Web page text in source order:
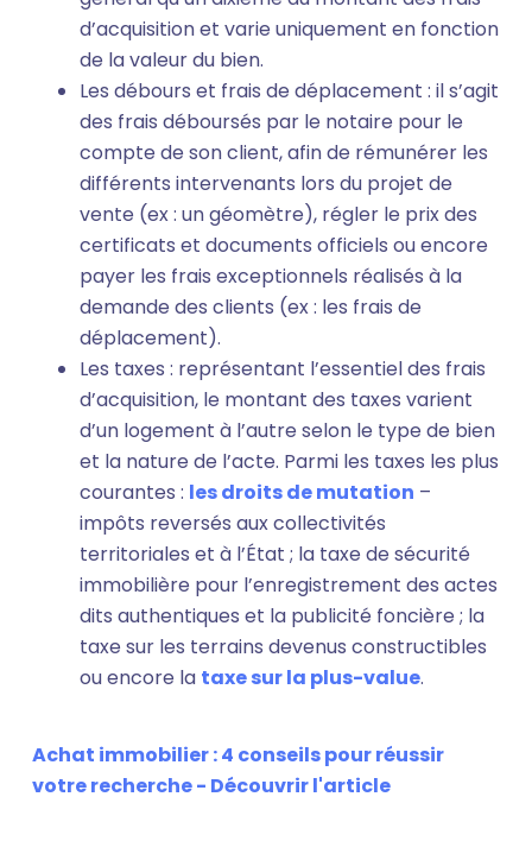
d’acquisition et varie uniquement en fonction
de la valeur du bien.
Les débours et frais de déplacement : il s’agit
des frais déboursés par le notaire pour le
compte de son client, afin de rémunérer les
différents intervenants lors du projet de
vente (ex : un géomètre), régler le prix des
certificats et documents officiels ou encore
payer les frais exceptionnels réalisés à la
demande des clients (ex : les frais de
déplacement).
Les taxes : représentant l’essentiel des frais
d’acquisition, le montant des taxes varient
d’un logement à l’autre selon le type de bien
et la nature de l’acte. Parmi les taxes les plus
courantes : les droits de mutation –
impôts reversés aux collectivités
territoriales et à l’État ; la taxe de sécurité
immobilière pour l’enregistrement des actes
dits authentiques et la publicité foncière ; la
taxe sur les terrains devenus constructibles
ou encore la taxe sur la plus-value.
Achat immobilier : 4 conseils pour réussir
votre recherche - Découvrir l'article